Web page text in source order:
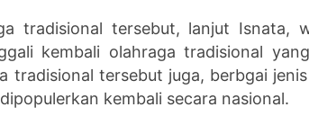
tradisional tersebut, lanjut Isnata,
kembali olahraga tradisional
tradisional tersebut juga, berbgai
kembali secara nasional.